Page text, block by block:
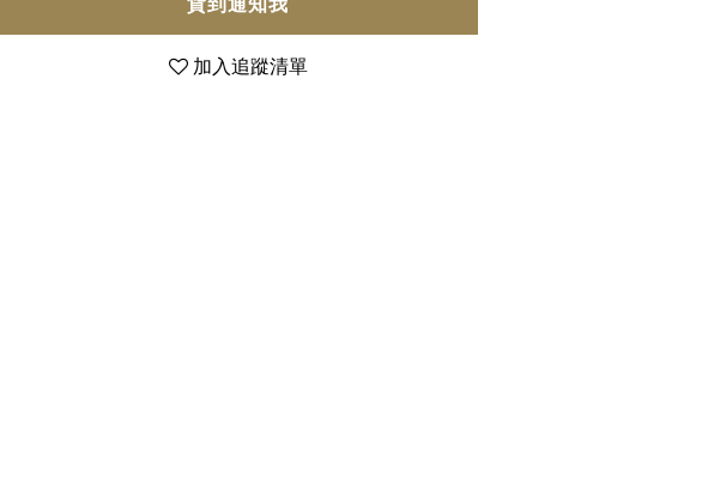
加入追蹤清單